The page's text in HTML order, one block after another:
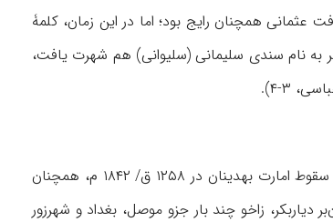
صدیق، ۱۰۱)، و کاربرد آن تقریباً تا آغاز خلافت عثمانی همچنان رایج بود؛ اما در این زمان، کلمۀ
در زاخو، این شهر به نام سندی سلیمانی (سلیوانی) هم شهرت یافت،
۳-۴).
زاخو از سال ۹۲۱ ق/ ۱۵۱۵ م، به‌عنوان بخشی از امارت بهدینان، تابع ولایت دیاربکر و امارت کردستان بود و تا سقوط امارت بهدینان در ۱۲۵۸ ق/ ۱۸۴۲ م، همچنان
دیاربکر، زاخو چند بار جزو موصل، بغداد و شهرزور